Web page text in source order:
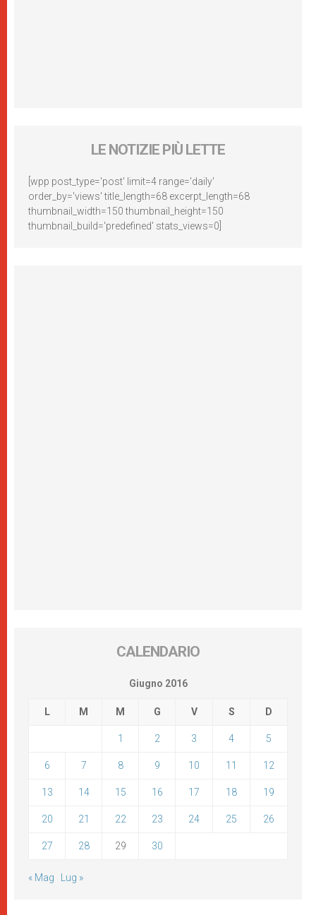
LE NOTIZIE PIÙ LETTE
[wpp post_type='post' limit=4 range='daily'
order_by='views' title_length=68 excerpt_length=68
thumbnail_width=150 thumbnail_height=150
thumbnail_build='predefined' stats_views=0]
CALENDARIO
Giugno 2016
L M M G V S D
1 2 3 4 5
6 7 8 9 10 11 12
13 14 15 16 17 18 19
20 21 22 23 24 25 26
27 28 29 30
« Mag Lug »